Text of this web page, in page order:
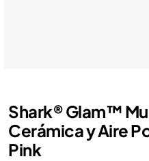
Shark® Glam™
Cerámica y Aire
Pink